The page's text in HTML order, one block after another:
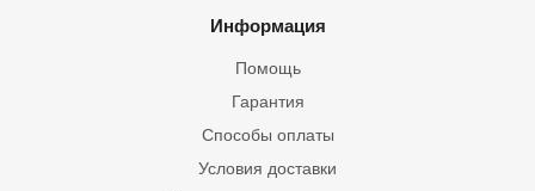
Информация
Помощь
Гарантия
Способы оплаты
Условия доставки